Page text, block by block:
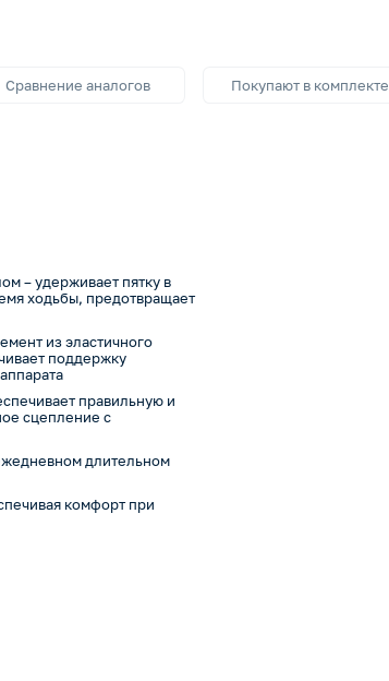
Сравнение аналогов Покупают в комплекте
– удерживает пятку в
ходьбы, предотвращает
из эластичного
поддержку
правильную и
сцепление с
длительном
комфорт при